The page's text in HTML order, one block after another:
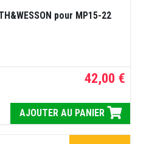
pour MP15-22
42,00 €
AJOUTER AU PANIER